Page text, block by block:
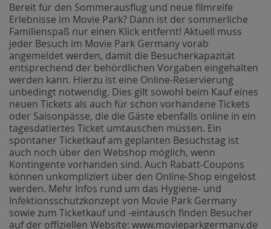
Bereit für den Sommerausflug und neue filmreife
Erlebnisse im Movie Park? Dann ist der sommerliche
Familienspaß nur einen Klick entfernt! Aktuell muss
jeder Besuch im Movie Park Germany vorab
angemeldet werden, damit die Besucherkapazität
entsprechend der behördlichen Vorgaben eingehalten
werden kann. Hierzu ist eine Online-Reservierung
unbedingt notwendig. Dies gilt sowohl beim Kauf eines
neuen Tickets als auch für schon vorhandene Tickets
oder Saisonpässe, die die Gäste ebenfalls online in ein
tagesdatiertes Ticket umtauschen müssen. Ein
spontaner Ticketkauf am geplanten Besuchstag ist
auch noch über den Webshop möglich, wenn
Kontingente vorhanden sind. Auch Rabatt-Coupons
können unkompliziert über den Online-Shop eingelöst
werden. Mehr Infos rund um das Hygiene- und
Infektionsschutzkonzept von Movie Park Germany
sowie zum Ticketkauf und -eintausch finden Besucher
auf der offiziellen Website: www.movieparkgermany.de